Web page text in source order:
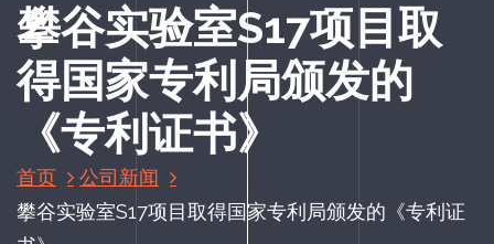
攀谷实验室S17项目取
得国家专利局颁发的
《专利证书》
首页
公司新闻
攀谷实验室S17项目取得国家专利局颁发的《专利证